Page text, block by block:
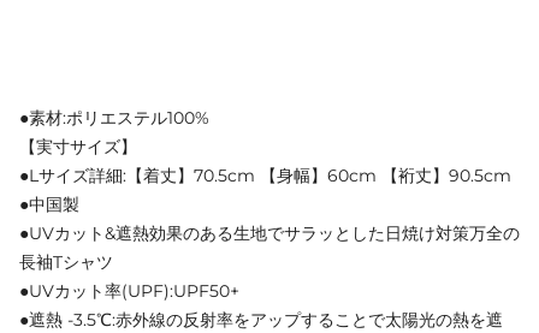
●素材:ポリエステル100%
【実寸サイズ】
●Lサイズ詳細:【着丈】70.5cm 【身幅】60cm 【裄丈】90.5cm
●中国製
●UVカット&遮熱効果のある生地でサラッとした日焼け対策万全の
長袖Tシャツ
●UVカット率(UPF):UPF50+
●遮熱 -3.5℃:赤外線の反射率をアップすることで太陽光の熱を遮